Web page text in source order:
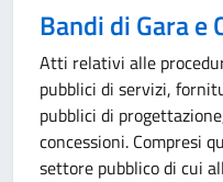
Bandi di Gara e
Atti relativi alle
pubblici di servizi,
pubblici di
concessioni. Compresi
settore pubblico di cui